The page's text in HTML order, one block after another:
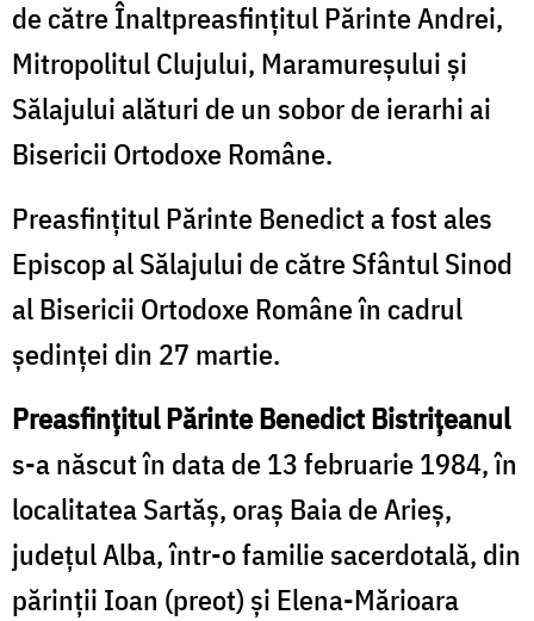
Foto:
mitropolia-
clujului.ro
de către Înaltpreasfințitul Părinte Andrei,
Mitropolitul Clujului, Maramureșului și
Sălajului alături de un sobor de ierarhi ai
Bisericii Ortodoxe Române.
Preasfințitul Părinte Benedict a fost ales
Episcop al Sălajului de către Sfântul Sinod
al Bisericii Ortodoxe Române în cadrul
ședinței din 27 martie.
Preasfințitul Părinte Benedict Bistrițeanul
s-a născut în data de 13 februarie 1984, în
localitatea Sartăș, oraș Baia de Arieș,
județul Alba, într-o familie sacerdotală, din
părinții Ioan (preot) și Elena-Mărioara